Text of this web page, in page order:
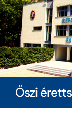
Diákoknak
Őszi